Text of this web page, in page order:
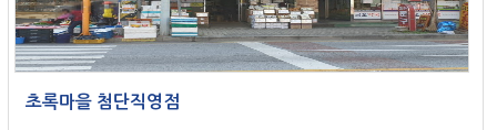
초록마을 첨단직영점